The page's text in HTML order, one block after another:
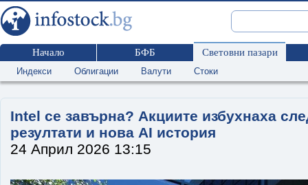
Начало БФБ Световни пазари
Индекси Облигации Валути Стоки
Intel се завърна? Акциите избухнаха
резултати и нова AI история
24 Април 2026 13:15